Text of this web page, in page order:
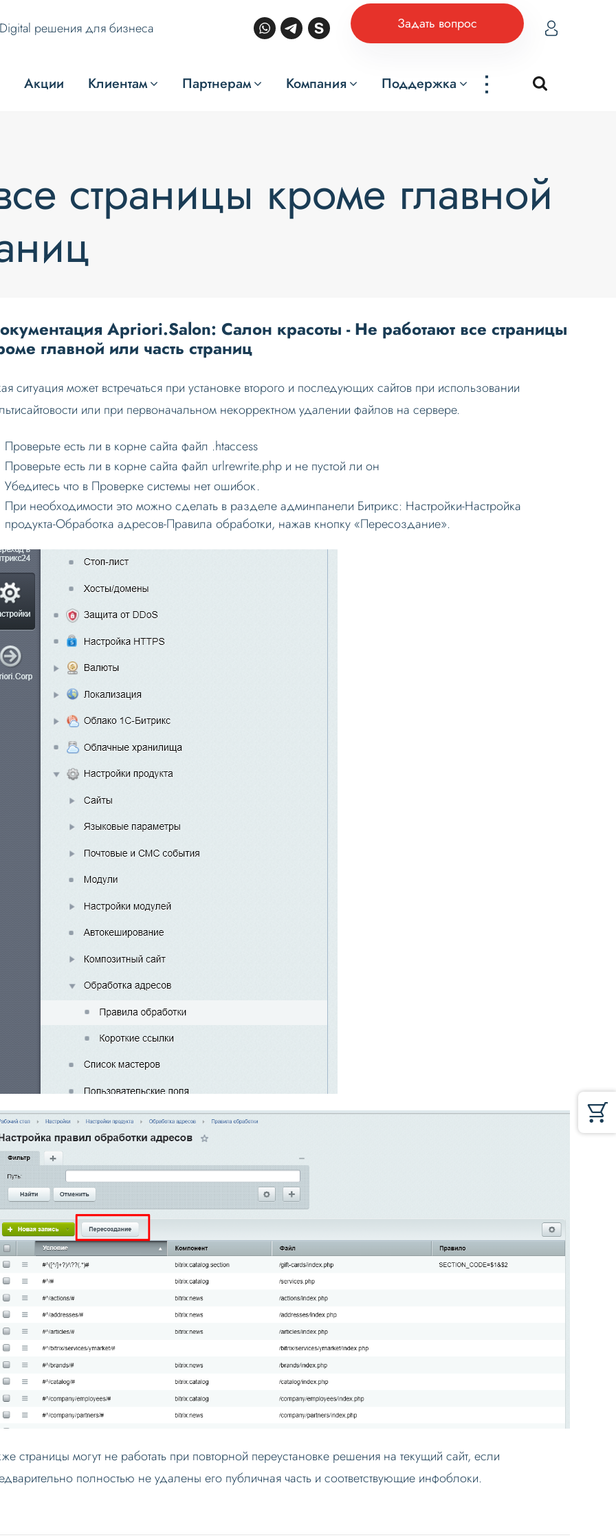
решения для бизнеса Задать вопрос
Акции Клиентам Партнерам Компания Поддержка ...
страницы кроме главной
Apriori.Salon: Салон красоты - Не работают все страницы
главной или часть страниц
ситуация может встречаться при установке второго и последующих сайтов при использовании
или при первоначальном некорректном удалении файлов на сервере.
Проверьте есть ли в корне сайта файл .htaccess
Проверьте есть ли в корне сайта файл urlrewrite.php и не пустой ли он
Убедитесь что в Проверке системы нет ошибок.
При необходимости это можно сделать в разделе админпанели Битрикс: Настройки-Настройка
продукта-Обработка адресов-Правила обработки, нажав кнопку «Пересоздание».
страницы могут не работать при повторной переустановке решения на текущий сайт, если
полностью не удалены его публичная часть и соответствующие инфоблоки.